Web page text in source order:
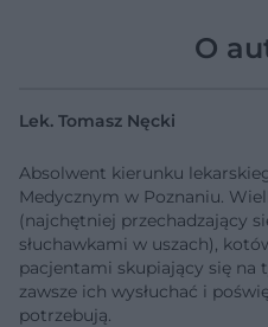
O
Lek. Tomasz Nęcki
Absolwent kierunku
Medycznym w Poznaniu.
(najchętniej przechadzający
słuchawkami w uszach),
pacjentami skupiający się na
zawsze ich wysłuchać i
potrzebują.